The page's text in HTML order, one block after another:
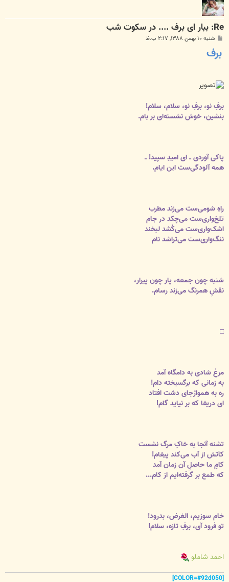
Re: ببار ای برف .... در سکوت شب
ت
شنبه ۱۰ بهمن ۱۳۸۸, ۲:۱۷ ب.ظ
برف
برفِ نو، برفِ نو، سلام، سلام!
بنشین، خوش نشسته‌ای بر بام.
پاکی آوردی ــ ای امیدِ سپید! ــ
همه آلودگی‌ست این ایام.
راهِ شومی‌ست می‌زند مطرب
تلخ‌واری‌ست می‌چکد در جام
اشک‌واری‌ست می‌کُشد لبخند
ننگ‌واری‌ست می‌تراشد نام
شنبه چون جمعه، پار چون پیرار،
نقشِ همرنگ می‌زند رسام.
□
مرغِ شادی به دامگاه آمد
به زمانی که برگسیخته دام!
ره به هموارْجای دشت افتاد
ای دریغا که بر نیاید گام!
تشنه آنجا به خاکِ مرگ نشست
کآتش از آب می‌کند پیغام!
کامِ ما حاصلِ آن زمان آمد
که طمع بر گرفته‌ایم از کام...
خام سوزیم، الغرض، بدرود!
تو فرود آی، برفِ تازه، سلام!
احمد شاملو
[COLOR=#92d050]